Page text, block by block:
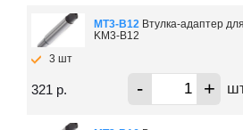
МТ3-В12 Втулка-адаптер
KM3-В12
3 шт
321 р. - +